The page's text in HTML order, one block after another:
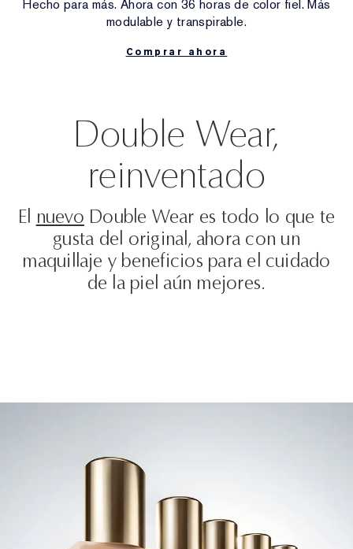
Productos de belleza recargables
Buscador de bases de maquillaje
Última oportunidad
Private Collection
AERIN Fragrance Collection
Buscador de fragancias
El mundo de AERIN
Hecho para más. Ahora con 36 horas de color fiel. Más
modulable y transpirable.
Comprar ahora
Double Wear,
reinventado
El nuevo Double Wear es todo lo que te
gusta del original, ahora con un
maquillaje y beneficios para el cuidado
de la piel aún mejores.